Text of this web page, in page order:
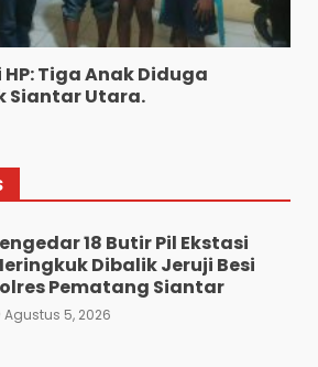
Tiga Anak Diduga
Siantar Utara.
Bea Cukai Dan Dua
Pelaku
Agustus 4, 2026
10 Butir Pil Ekstasi:
Agustus 5, 2026
18 Butir Pil Ekstasi
Dibalik Jeruji Besi
Pematang Siantar
Agustus 5, 2026